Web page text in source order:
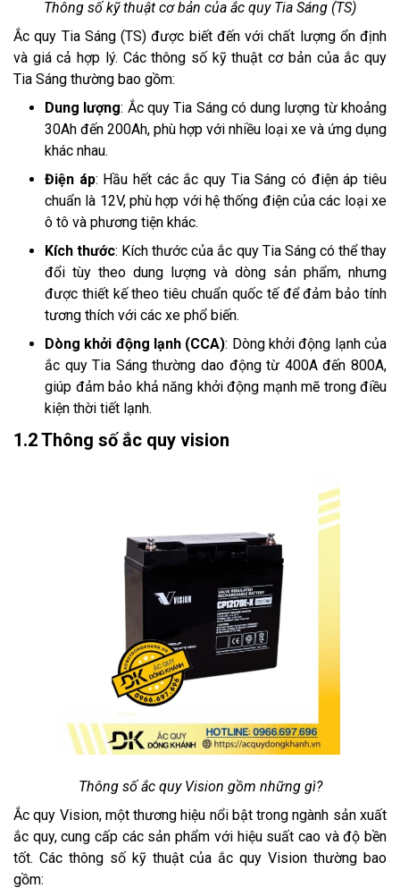
Thông số kỹ thuật cơ bản của ắc quy Tia Sáng (TS)
Ắc quy Tia Sáng (TS) được biết đến với chất lượng ổn định
và giá cả hợp lý. Các thông số kỹ thuật cơ bản của ắc quy
Tia Sáng thường bao gồm:
Dung lượng: Ắc quy Tia Sáng có dung lượng từ khoảng
30Ah đến 200Ah, phù hợp với nhiều loại xe và ứng dụng
khác nhau.
Điện áp: Hầu hết các ắc quy Tia Sáng có điện áp tiêu
chuẩn là 12V, phù hợp với hệ thống điện của các loại xe
ô tô và phương tiện khác.
Kích thước: Kích thước của ắc quy Tia Sáng có thể thay
đổi tùy theo dung lượng và dòng sản phẩm, nhưng
được thiết kế theo tiêu chuẩn quốc tế để đảm bảo tính
tương thích với các xe phổ biến.
Dòng khởi động lạnh (CCA): Dòng khởi động lạnh của
ắc quy Tia Sáng thường dao động từ 400A đến 800A,
giúp đảm bảo khả năng khởi động mạnh mẽ trong điều
kiện thời tiết lạnh.
1.2 Thông số ắc quy vision
Thông số ắc quy Vision gồm những gì?
Ắc quy Vision, một thương hiệu nổi bật trong ngành sản xuất
ắc quy, cung cấp các sản phẩm với hiệu suất cao và độ bền
tốt. Các thông số kỹ thuật của ắc quy Vision thường bao
gồm: